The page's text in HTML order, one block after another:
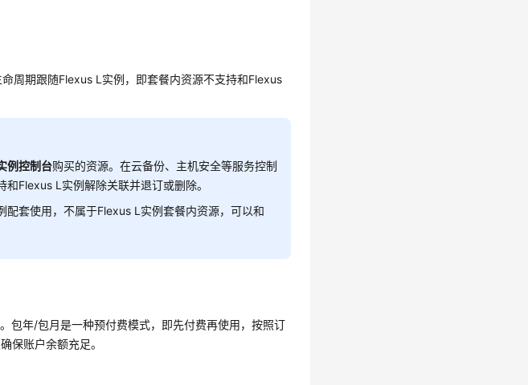
周期跟随Flexus L实例，即套餐内资源不支持和Flexus
例控制台购买的资源。在云备份、主机安全等服务控制
Flexus L实例解除关联并退订或删除。
套使用，不属于Flexus L实例套餐内资源，可以和
包年/包月是一种预付费模式，即先付费再使用，按照订
保账户余额充足。